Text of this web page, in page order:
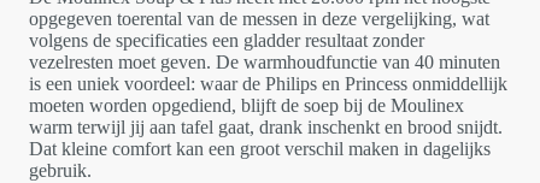
opgegeven toerental van de messen in deze vergelijking, wat
volgens de specificaties een gladder resultaat zonder
vezelresten moet geven. De warmhoudfunctie van 40 minuten
is een uniek voordeel: waar de Philips en Princess onmiddellijk
moeten worden opgediend, blijft de soep bij de Moulinex
warm terwijl jij aan tafel gaat, drank inschenkt en brood snijdt.
Dat kleine comfort kan een groot verschil maken in dagelijks
gebruik.